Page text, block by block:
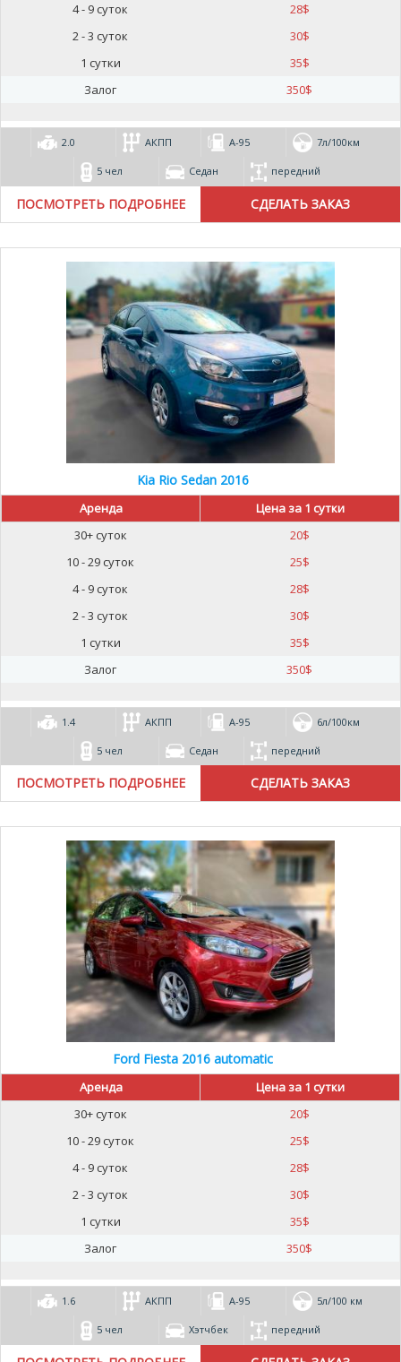
4 - 9 суток
28$
2 - 3 суток
30$
1 сутки
35$
Залог
350$
2.0 АКПП А-95 7л/100км
5 чел Седан передний
ПОСМОТРЕТЬ ПОДРОБНЕЕ
Kia Rio Sedan 2016
Аренда
Цена за 1 сутки
30+ суток
20$
10 - 29 суток
25$
4 - 9 суток
28$
2 - 3 суток
30$
1 сутки
35$
Залог
350$
1.4 АКПП А-95 6л/100км
5 чел Седан передний
ПОСМОТРЕТЬ ПОДРОБНЕЕ
Ford Fiesta 2016 automatic
Аренда
Цена за 1 сутки
30+ суток
20$
10 - 29 суток
25$
4 - 9 суток
28$
2 - 3 суток
30$
1 сутки
35$
Залог
350$
1.6 АКПП А-95 5л/100 км
5 чел Хэтчбек передний